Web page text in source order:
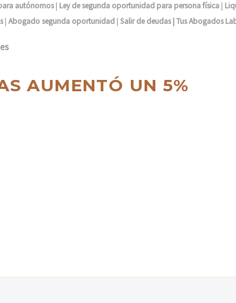
autónomos| Ley de segunda oportunidad para persona física |
| Abogado segunda oportunidad| Salir de deudas |Tus Abogados
AUMENTÓ UN 5%